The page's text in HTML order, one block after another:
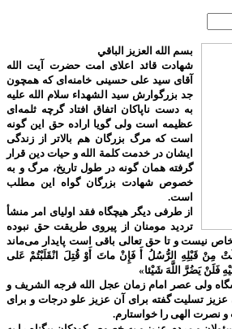
بسم الله العزیز الباقي
شهادت قائد اعلای امت حضرت آیت الله
آقای سید علی حسینی خامنه‌ای که همچون
جد بزرگوارش سید الشهداء سلام الله علیه
به دست ناپاکان اتفاق افتاد گرچه ثلمه‌ای
عظیمه است ولی گویا اراده حق این گونه
است که مرگ بزرگان هم بالاتر از زندگی
ایشان در خدمت کلمة الله و حیات دین قرار
گرفته همان گونه در طول تاریخ، مرگ و به
خصوص شهادت بزرگان گواه این مطلب
است.
از طرفی دیگر هیچگاه فقد اولیای امر منشأ
تردید مومنان از پیروی طریقت حق نبوده
نیست و تا حق تعالی باقی است پایدار می‌ماند
مِنْ قَبْلِهِ الرُّسُلُ أَ فَإِنْ ماتَ أَوْ قُتِلَ انْقَلَبْتُمْ عَلى‌
فَلَنْ يَضُرَّ اللَّهَ شَيْئا»
ولی عصر امام زمان عجل الله فرجه الشریف و
عزیز تسلیت گفته برای آن عزیز علو درجات و برای
و نصرت الهی را خواستارم.